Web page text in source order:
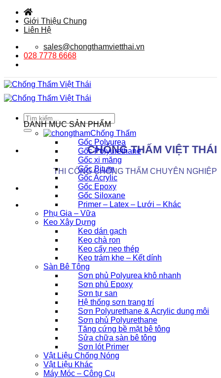
qua
Giới Thiệu Chung
Liên Hệ
sales@chongthamvietthai.vn
028 7778 6668
Tìm
kiếm:
CHỐNG THẤM VIỆT THÁI
THI CÔNG CHỐNG THẤM CHUYÊN NGHIỆP
DANH MỤC SẢN PHẨM
Chống Thấm
Gốc Polyurea
Gốc Polyurethane
Gốc xi măng
Gốc Bitum
Gốc Acrylic
Gốc Epoxy
Gốc Siloxane
Primer – Latex – Lưới – Khác
Phụ Gia – Vữa
Keo Xây Dựng
Keo dán gạch
Keo chà ron
Keo cấy neo thép
Keo trám khe – Kết dính
Sàn Bê Tông
Sơn phủ Polyurea khô nhanh
Sơn phủ Epoxy
Sơn tự san
Hệ thống sơn trang trí
Sơn Polyurethane & Acrylic dung môi
Sơn phủ Polyurethane
Tăng cứng bề mặt bê tông
Sửa chữa sàn bê tông
Sơn lót Primer
Vật Liệu Chống Nóng
Vật Liệu Khác
Máy Móc – Công Cụ